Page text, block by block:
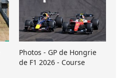
Photos - GP de Hongrie
de F1 2026 - Course